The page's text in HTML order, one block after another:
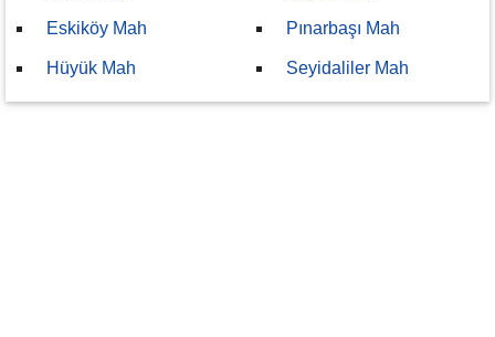
Eskiköy Mah
Hüyük Mah
Pınarbaşı Mah
Seyidaliler Mah